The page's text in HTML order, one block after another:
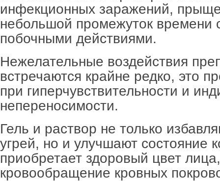
инфекционных заражений,
небольшой промежуток
побочными действиями.
Нежелательные воздействия
встречаются крайне редко, это
при гиперчувствительности и
непереносимости.
Гель и раствор не только
угрей, но и улучшают состояние
приобретает здоровый цвет
кровообращение кровных